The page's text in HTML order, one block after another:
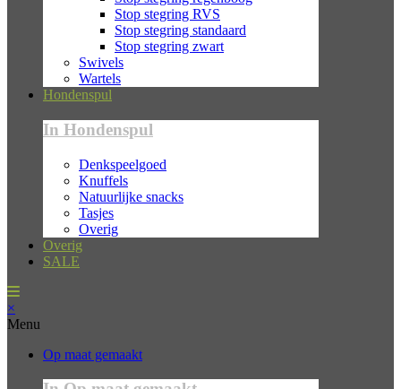
Stop stegring RVS
Stop stegring standaard
Stop stegring zwart
Swivels
Wartels
Hondenspul
In Hondenspul
Denkspeelgoed
Knuffels
Natuurlijke snacks
Tasjes
Overig
Overig
SALE
×
Menu
Op maat gemaakt